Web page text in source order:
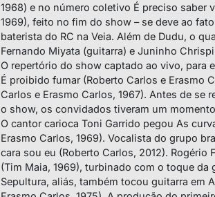
1968) e no número coletivo É preciso saber
1969), feito no fim do show – se deve ao
baterista do RC na Veia. Além de Dudu, o
Fernando Miyata (guitarra) e Juninho
O repertório do show captado ao vivo, para
É proibido fumar (Roberto Carlos e Erasmo
Carlos e Erasmo Carlos, 1967). Antes de
o show, os convidados tiveram um
O cantor carioca Toni Garrido pegou As
Erasmo Carlos, 1969). Vocalista do grupo
cara sou eu (Roberto Carlos, 2012).
(Tim Maia, 1969), turbinado com o toque da
Sepultura, aliás, também tocou guitarra em